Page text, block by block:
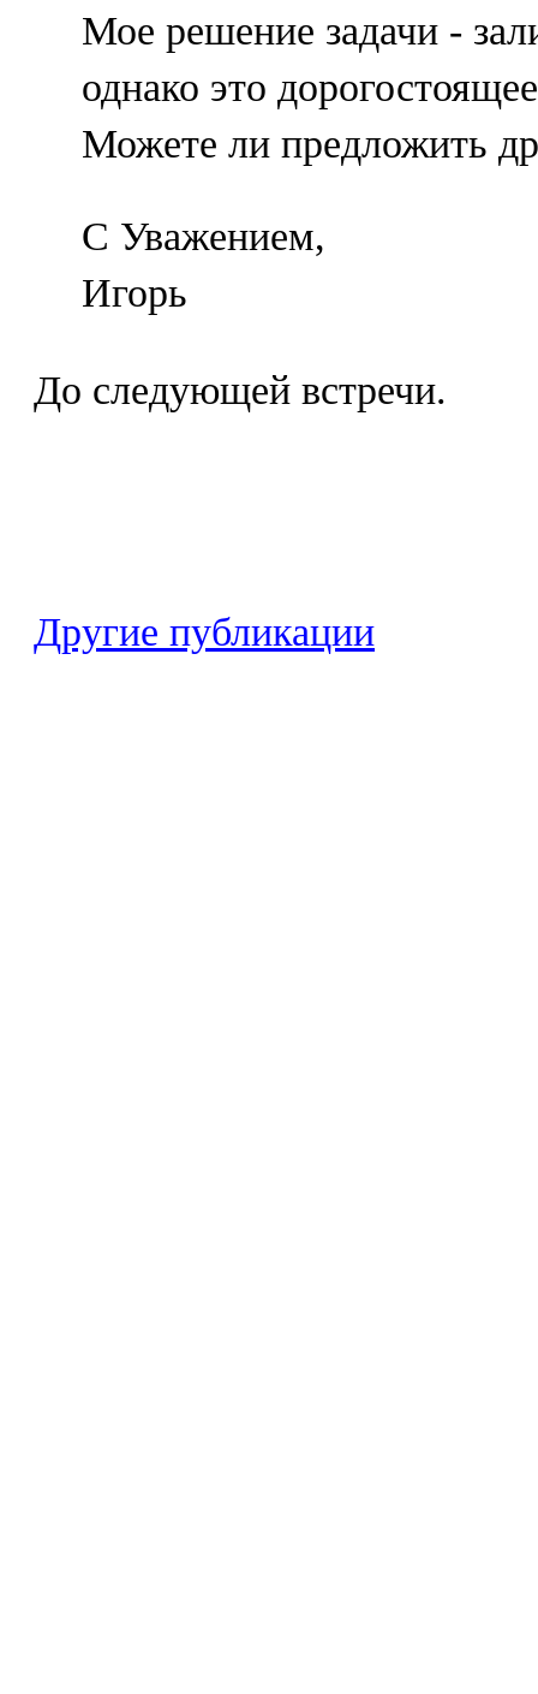
Мое решение задачи -
однако это
Можете ли предложить
С Уважением,
Игорь
До следующей встречи.
Другие публикации